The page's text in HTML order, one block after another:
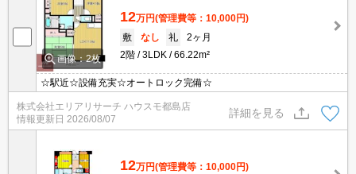
画像：2枚
12万円(管理費等：10,000円)
敷
なし 礼
2ヶ月
2階
3LDK 66.22m²
☆駅近☆設備充実☆オートロック完備☆
株式会社エリアリサーチ ハウスモ都島店
情報更新日 2026/08/07
詳細を見る
12万円(管理費等：10,000円)